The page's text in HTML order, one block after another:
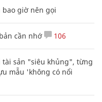
bao giờ nên gọi
cần nhớ 106
tài sản "siêu khủng", từng
mẫu 'không có nổi